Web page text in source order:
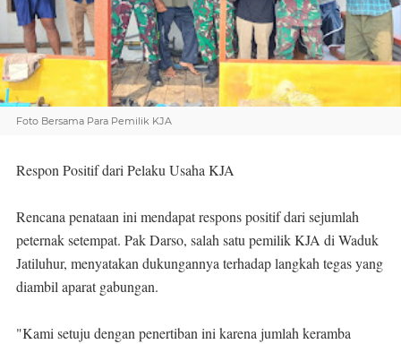
Foto Bersama Para Pemilik KJA
Respon Positif dari Pelaku Usaha KJA
Rencana penataan ini mendapat respons positif dari sejumlah
peternak setempat. Pak Darso, salah satu pemilik KJA di Waduk
Jatiluhur, menyatakan dukungannya terhadap langkah tegas yang
diambil aparat gabungan.
"Kami setuju dengan penertiban ini karena jumlah keramba